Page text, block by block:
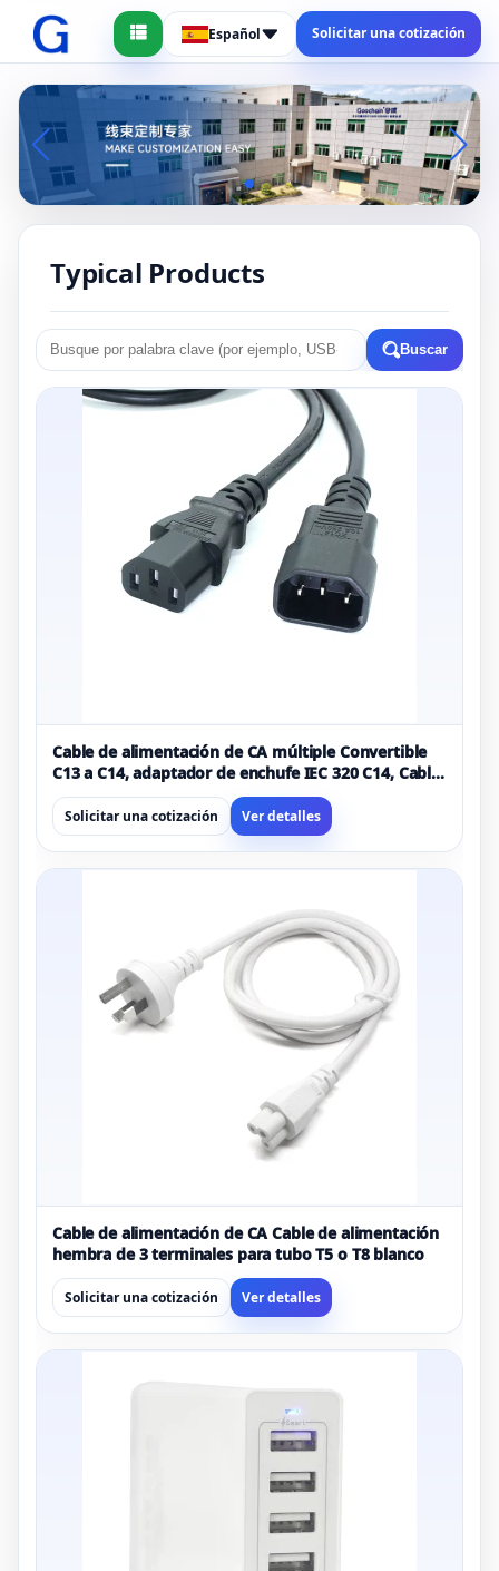
Español Solicitar una cotización
Typical Products
Buscar
Cable de alimentación de CA múltiple Convertible
C13 a C14, adaptador de enchufe IEC 320 C14, Cable
de alimentación para exteriores
Solicitar una cotización Ver detalles
Cable de alimentación de CA Cable de alimentación
hembra de 3 terminales para tubo T5 o T8 blanco
Solicitar una cotización Ver detalles